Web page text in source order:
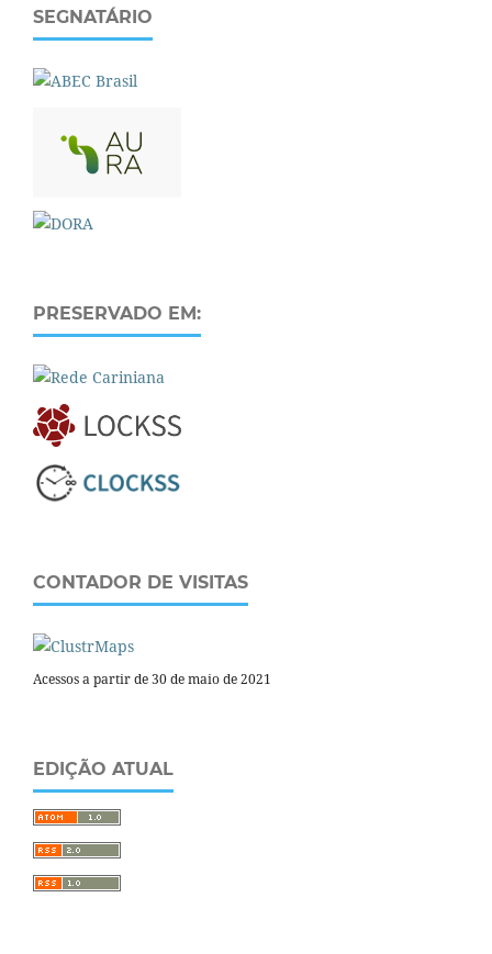
SEGNATÁRIO
PRESERVADO EM:
CONTADOR DE VISITAS
Acessos a partir de 30 de maio de 2021
EDIÇÃO ATUAL